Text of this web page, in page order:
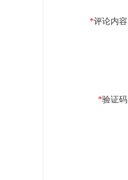
*评论内容
*验证码